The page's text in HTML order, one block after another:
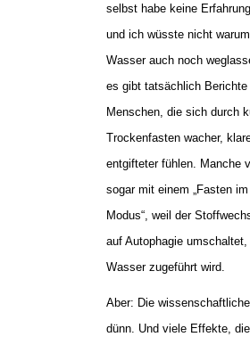
selbst habe keine
und ich wüsste nicht
Wasser auch noch
es gibt tatsächlich Berichte
Menschen, die sich durch
Trockenfasten wacher,
entgifteter fühlen. Manche
sogar mit einem „Fasten
Modus“, weil der
auf Autophagie
Wasser zugeführt wird.
Aber: Die
dünn. Und viele Effekte,